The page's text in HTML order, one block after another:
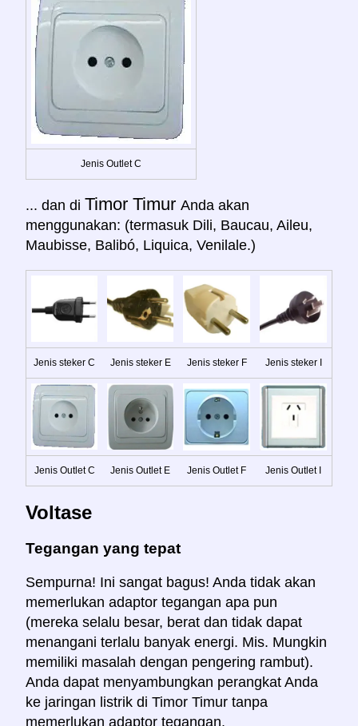
Jenis Outlet C
... dan di Timor Timur Anda akan
menggunakan: (termasuk Dili, Baucau, Aileu,
Maubisse, Balibó, Liquica, Venilale.)
Jenis steker C Jenis steker E Jenis steker F Jenis steker I
Jenis Outlet C Jenis Outlet E Jenis Outlet F Jenis Outlet I
Voltase
Tegangan yang tepat
Sempurna! Ini sangat bagus! Anda tidak akan
memerlukan adaptor tegangan apa pun
(mereka selalu besar, berat dan tidak dapat
menangani terlalu banyak energi. Mis. Mungkin
memiliki masalah dengan pengering rambut).
Anda dapat menyambungkan perangkat Anda
ke jaringan listrik di Timor Timur tanpa
memerlukan adaptor tegangan.